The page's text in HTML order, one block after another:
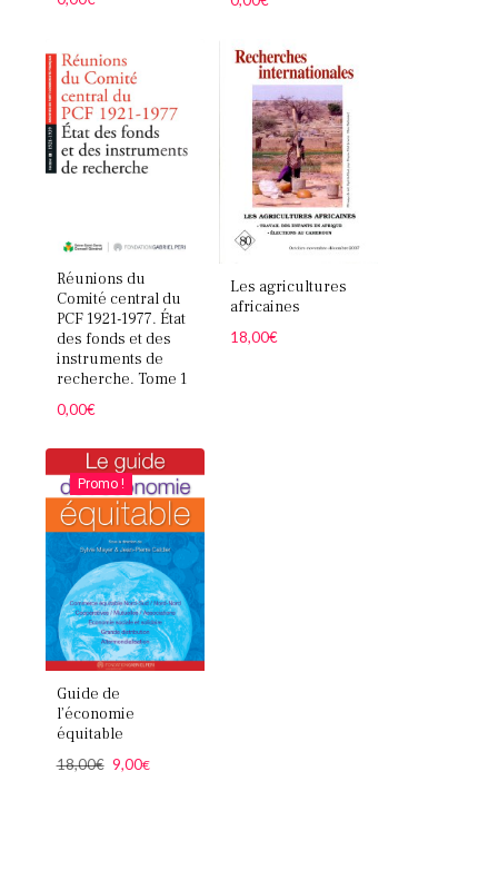
Réunions du
Comité central du
PCF 1921-1977. État
des fonds et des
instruments de
recherche. Tome 1
0,00€
Les agricultures
africaines
18,00€
Promo !
Guide de
l’économie
équitable
18,00€ Le
9,00€Le